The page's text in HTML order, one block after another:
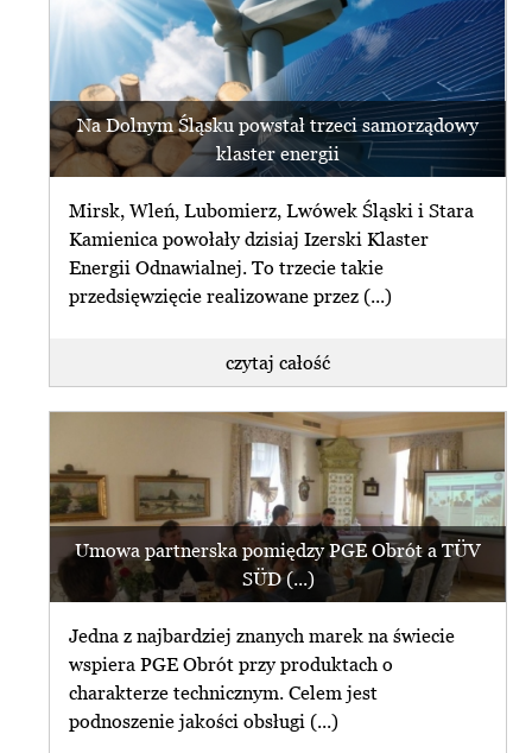
Na Dolnym Śląsku powstał trzeci samorządowy
klaster energii
Mirsk, Wleń, Lubomierz, Lwówek Śląski i Stara
Kamienica powołały dzisiaj Izerski Klaster
Energii Odnawialnej. To trzecie takie
przedsięwzięcie realizowane przez (...)
czytaj całość
Umowa partnerska pomiędzy PGE Obrót a TÜV
SÜD (...)
Jedna z najbardziej znanych marek na świecie
wspiera PGE Obrót przy produktach o
charakterze technicznym. Celem jest
podnoszenie jakości obsługi (...)